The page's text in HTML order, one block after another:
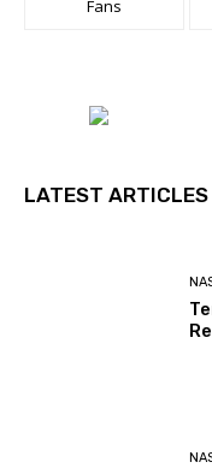
Fans
LATEST ARTICLES